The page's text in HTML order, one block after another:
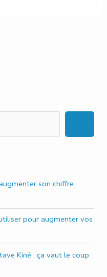
son chiffre
pour augmenter vos
Kiné : ça vaut le coup